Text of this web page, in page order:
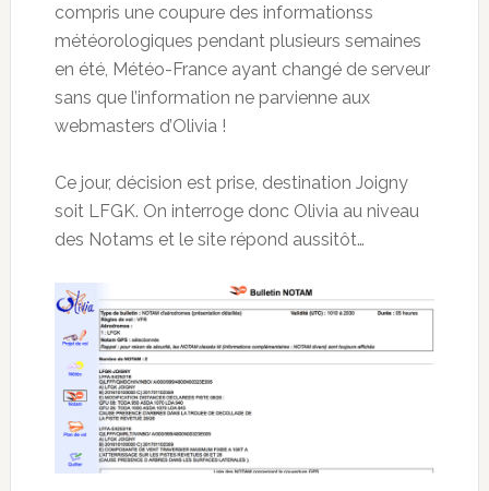
compris une coupure des informationss
météorologiques pendant plusieurs semaines
en été, Météo-France ayant changé de serveur
sans que l’information ne parvienne aux
webmasters d’Olivia !
Ce jour, décision est prise, destination Joigny
soit LFGK. On interroge donc Olivia au niveau
des Notams et le site répond aussitôt…